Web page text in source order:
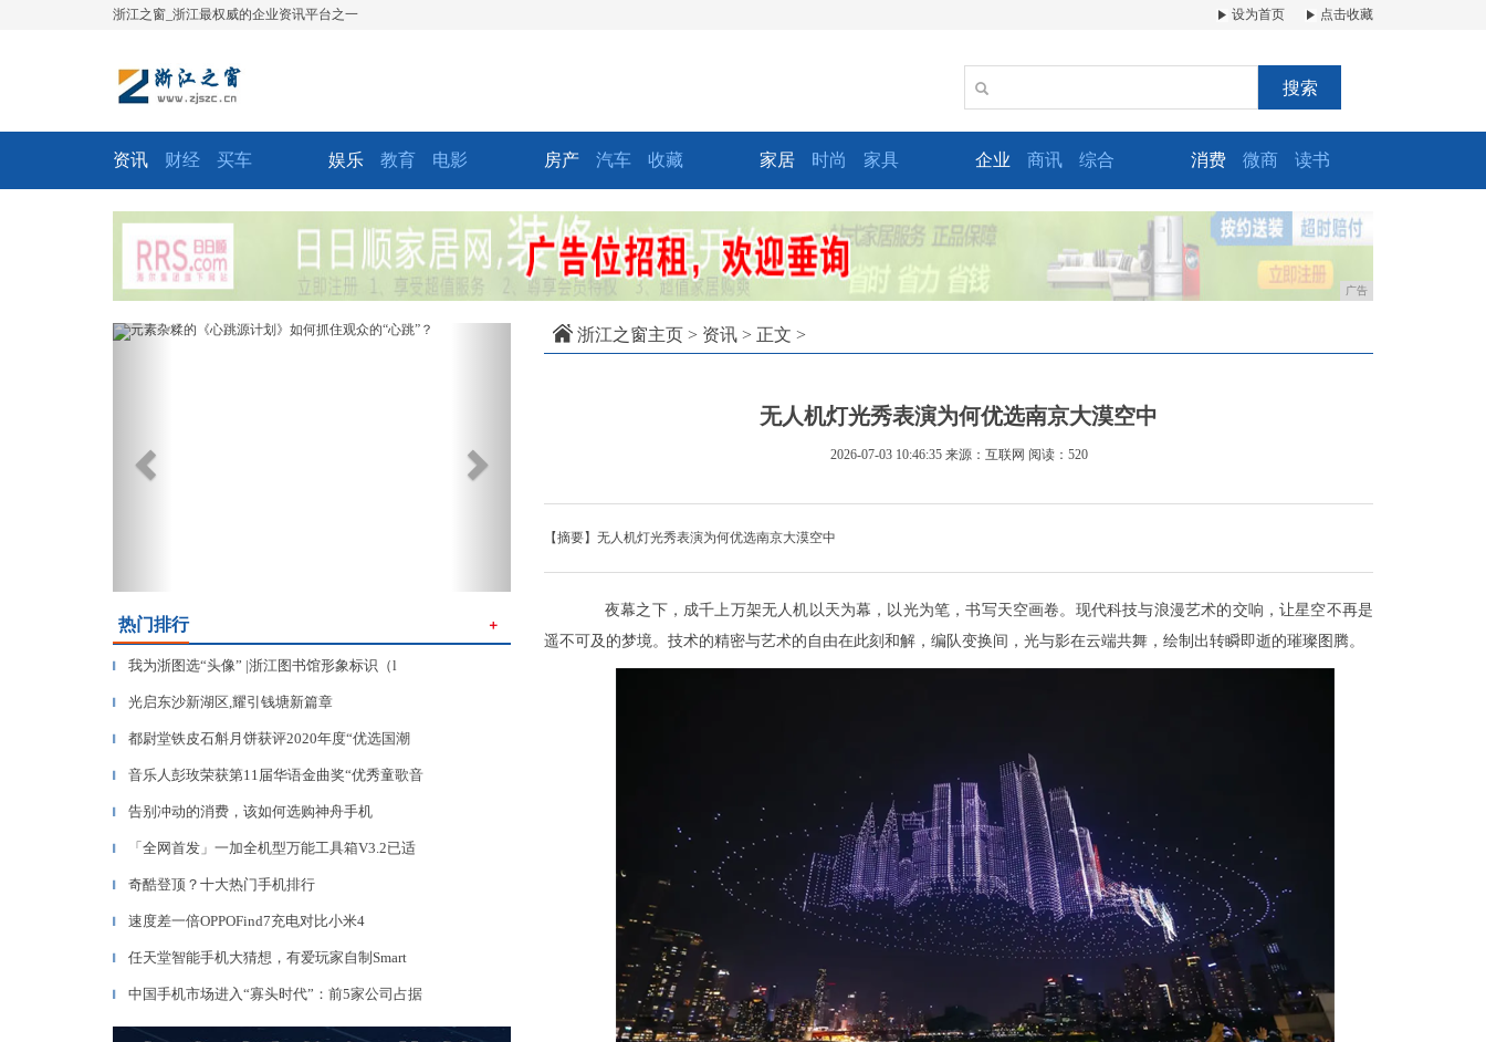
浙江之窗_浙江最权威的企业资讯平台之一 设为首页 点击收藏
搜索
资讯 财经 买车 娱乐 教育 电影 房产 汽车 收藏 家居 时尚 家具 企业 商讯 综合 消费 微商 读书
广告
Previous
热门排行 ＋
▎ 我为浙图选“头像” |浙江图书馆形象标识（l
▎ ​光启东沙新湖区,耀引钱塘新篇章
▎ 都尉堂铁皮石斛月饼获评2020年度“优选国潮
▎ 音乐人彭玫荣获第11届华语金曲奖“优秀童歌音
▎ 告别冲动的消费，该如何选购神舟手机
▎ 「全网首发」一加全机型万能工具箱V3.2已适
▎ 奇酷登顶？十大热门手机排行
▎ 速度差一倍OPPOFind7充电对比小米4
▎ 任天堂智能手机大猜想，有爱玩家自制Smart
▎ 中国手机市场进入“寡头时代”：前5家公司占据
浙江之窗主页 > 资讯 > 正文 >
无人机灯光秀表演为何优选南京大漠空中
2026-07-03 10:46:35 来源：互联网 阅读：520
【摘要】无人机灯光秀表演为何优选南京大漠空中
夜幕之下，成千上万架无人机以天为幕，以光为笔，书写天空画卷。现代科技与浪漫艺术的交响，让星空不再是
遥不可及的梦境。技术的精密与艺术的自由在此刻和解，编队变换间，光与影在云端共舞，绘制出转瞬即逝的璀璨图腾。